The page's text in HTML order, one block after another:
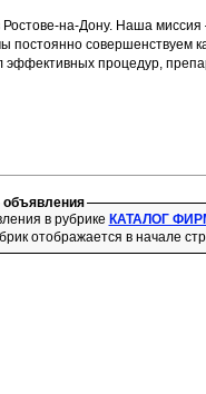
на-Дону. Наша
совершенствуем
процедур,
объявления
в рубрике КАТАЛОГ
отображается в начале